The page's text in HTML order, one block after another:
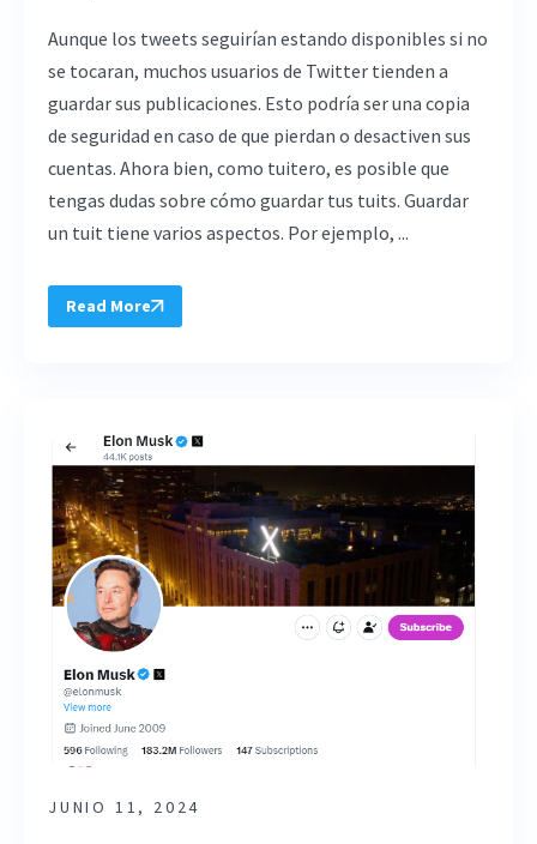
Aunque los tweets seguirían estando disponibles si no
se tocaran, muchos usuarios de Twitter tienden a
guardar sus publicaciones. Esto podría ser una copia
de seguridad en caso de que pierdan o desactiven sus
cuentas. Ahora bien, como tuitero, es posible que
tengas dudas sobre cómo guardar tus tuits. Guardar
un tuit tiene varios aspectos. Por ejemplo, ...
Read More
JUNIO 11, 2024